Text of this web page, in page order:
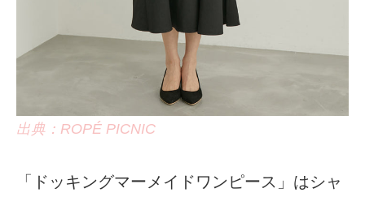
出典：ROPÉ PICNIC
「ドッキングマーメイドワンピース」はシャ